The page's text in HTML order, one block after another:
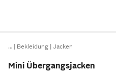
… Bekleidung Jacken
Mini Übergangsjacken